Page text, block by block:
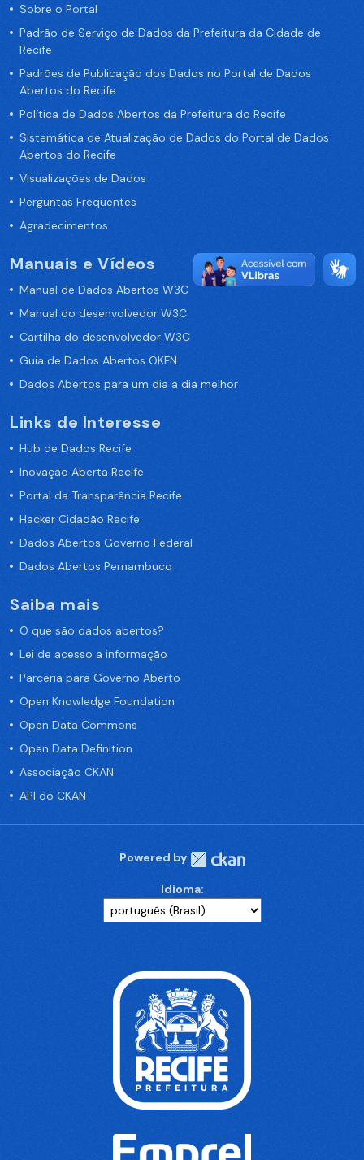
Sobre o Portal
Padrão de Serviço de Dados da Prefeitura da Cidade de
Recife
Padrões de Publicação dos Dados no Portal de Dados
Abertos do Recife
Política de Dados Abertos da Prefeitura do Recife
Sistemática de Atualização de Dados do Portal de Dados
Abertos do Recife
Visualizações de Dados
Perguntas Frequentes
Agradecimentos
Manuais e Vídeos
Manual de Dados Abertos W3C
Manual do desenvolvedor W3C
Cartilha do desenvolvedor W3C
Guia de Dados Abertos OKFN
Dados Abertos para um dia a dia melhor
Links de Interesse
Hub de Dados Recife
Inovação Aberta Recife
Portal da Transparência Recife
Hacker Cidadão Recife
Dados Abertos Governo Federal
Dados Abertos Pernambuco
Saiba mais
O que são dados abertos?
Lei de acesso a informação
Parceria para Governo Aberto
Open Knowledge Foundation
Open Data Commons
Open Data Definition
Associação CKAN
API do CKAN
Powered by
Idioma